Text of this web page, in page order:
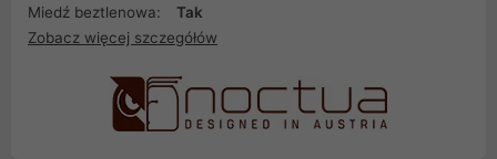
Miedź beztlenowa:
Tak
Zobacz więcej szczegółów